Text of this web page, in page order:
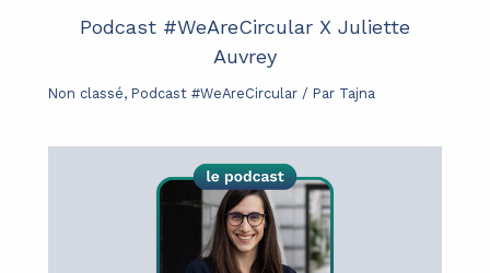
Podcast #WeAreCircular X Juliette
Auvrey
Non classé, Podcast #WeAreCircular / Par Tajna